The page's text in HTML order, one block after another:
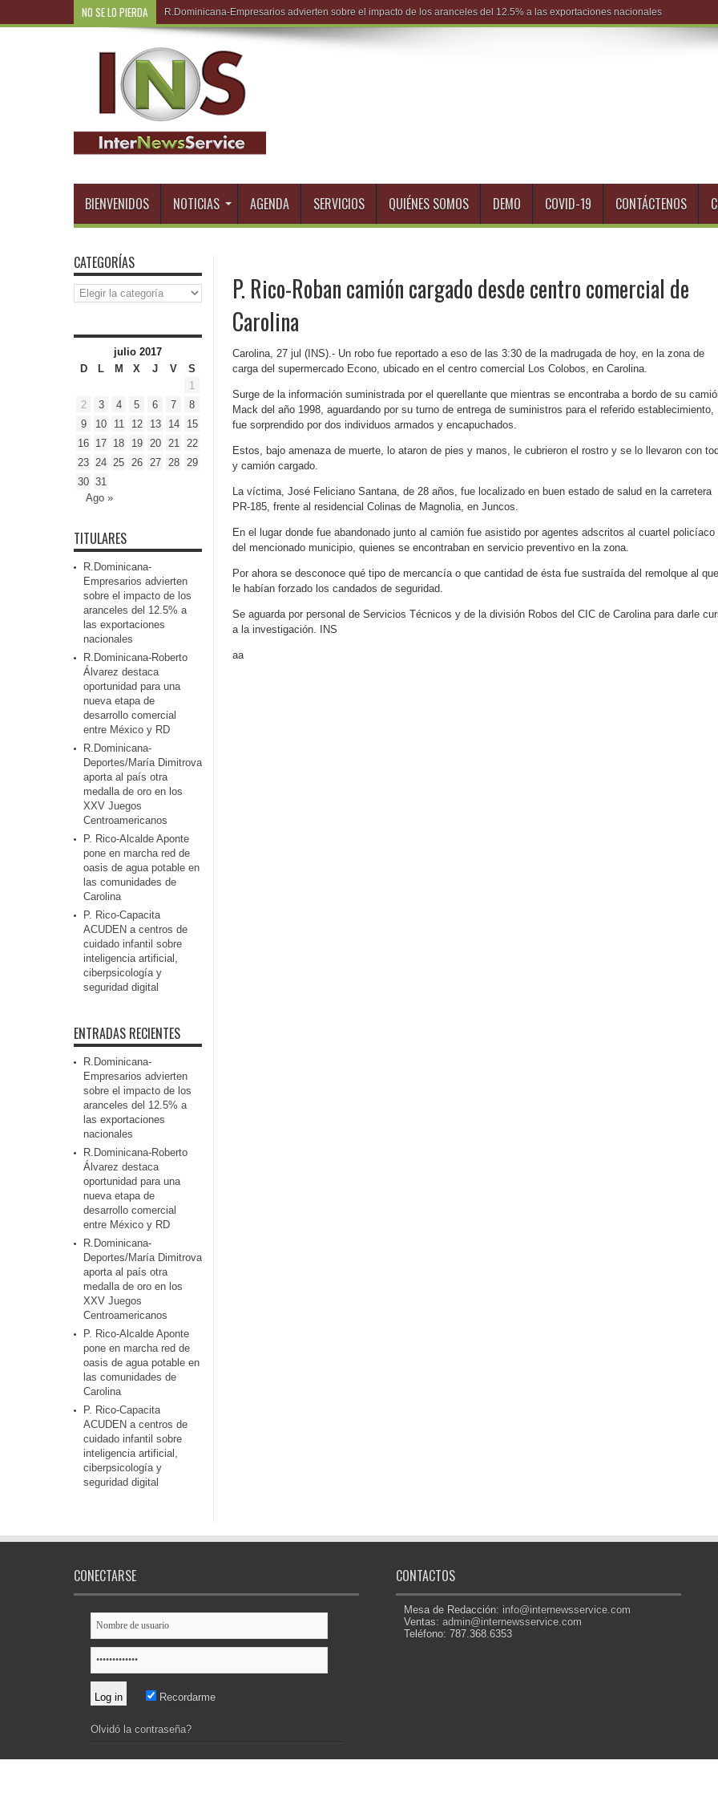
NO SE LO PIERDA R.Do
BIENVENIDOS NOTICIAS AGENDA SERVICIOS QUIÉNES SOMOS DEMO COVID-19 CONTÁCTENOS
P. Rico-Roban camión cargado desde centro comercial de
Carolina
Carolina, 27 jul (INS).- Un robo fue reportado a eso de las 3:30 de la madrugada de hoy, en la zona de
carga del supermercado Econo, ubicado en el centro comercial Los Colobos, en Carolina.
Surge de la información suministrada por el querellante que mientras se encontraba a bordo de su
Mack del año 1998, aguardando por su turno de entrega de suministros para el referido establecimiento,
fue sorprendido por dos individuos armados y encapuchados.
Estos, bajo amenaza de muerte, lo ataron de pies y manos, le cubrieron el rostro y se lo llevaron con
y camión cargado.
La víctima, José Feliciano Santana, de 28 años, fue localizado en buen estado de salud en la carretera
PR-185, frente al residencial Colinas de Magnolia, en Juncos.
En el lugar donde fue abandonado junto al camión fue asistido por agentes adscritos al cuartel policíaco
del mencionado municipio, quienes se encontraban en servicio preventivo en la zona.
Por ahora se desconoce qué tipo de mercancía o que cantidad de ésta fue sustraída del remolque al que
le habían forzado los candados de seguridad.
Se aguarda por personal de Servicios Técnicos y de la división Robos del CIC de Carolina para darle
a la investigación. INS
aa
CATEGORÍAS
Categorías
julio 2017
D
L M X J V
S
1
2
3 4 5 6 7
8
9
10 11 12 13 14
15
16 17 18 19 20 21
22
23 24 25 26 27 28
29
30 31
Ago »
TITULARES
R.Dominicana-
Empresarios advierten
sobre el impacto de los
aranceles del 12.5% a
las exportaciones
nacionales
R.Dominicana-Roberto
Álvarez destaca
oportunidad para una
nueva etapa de
desarrollo comercial
entre México y RD
R.Dominicana-
Deportes/María Dimitrova
aporta al país otra
medalla de oro en los
XXV Juegos
Centroamericanos
P. Rico-Alcalde Aponte
pone en marcha red de
oasis de agua potable en
las comunidades de
Carolina
P. Rico-Capacita
ACUDEN a centros de
cuidado infantil sobre
inteligencia artificial,
ciberpsicología y
seguridad digital
ENTRADAS RECIENTES
R.Dominicana-
Empresarios advierten
sobre el impacto de los
aranceles del 12.5% a
las exportaciones
nacionales
R.Dominicana-Roberto
Álvarez destaca
oportunidad para una
nueva etapa de
desarrollo comercial
entre México y RD
R.Dominicana-
Deportes/María Dimitrova
aporta al país otra
medalla de oro en los
XXV Juegos
Centroamericanos
P. Rico-Alcalde Aponte
pone en marcha red de
oasis de agua potable en
las comunidades de
Carolina
P. Rico-Capacita
ACUDEN a centros de
cuidado infantil sobre
inteligencia artificial,
ciberpsicología y
seguridad digital
CONECTARSE
Recordarme
Olvidó la contraseña?
CONTACTOS
Mesa de Redacción: info@internewsservice.com
Ventas:admin@internewsservice.com
Teléfono: 787.368.6353